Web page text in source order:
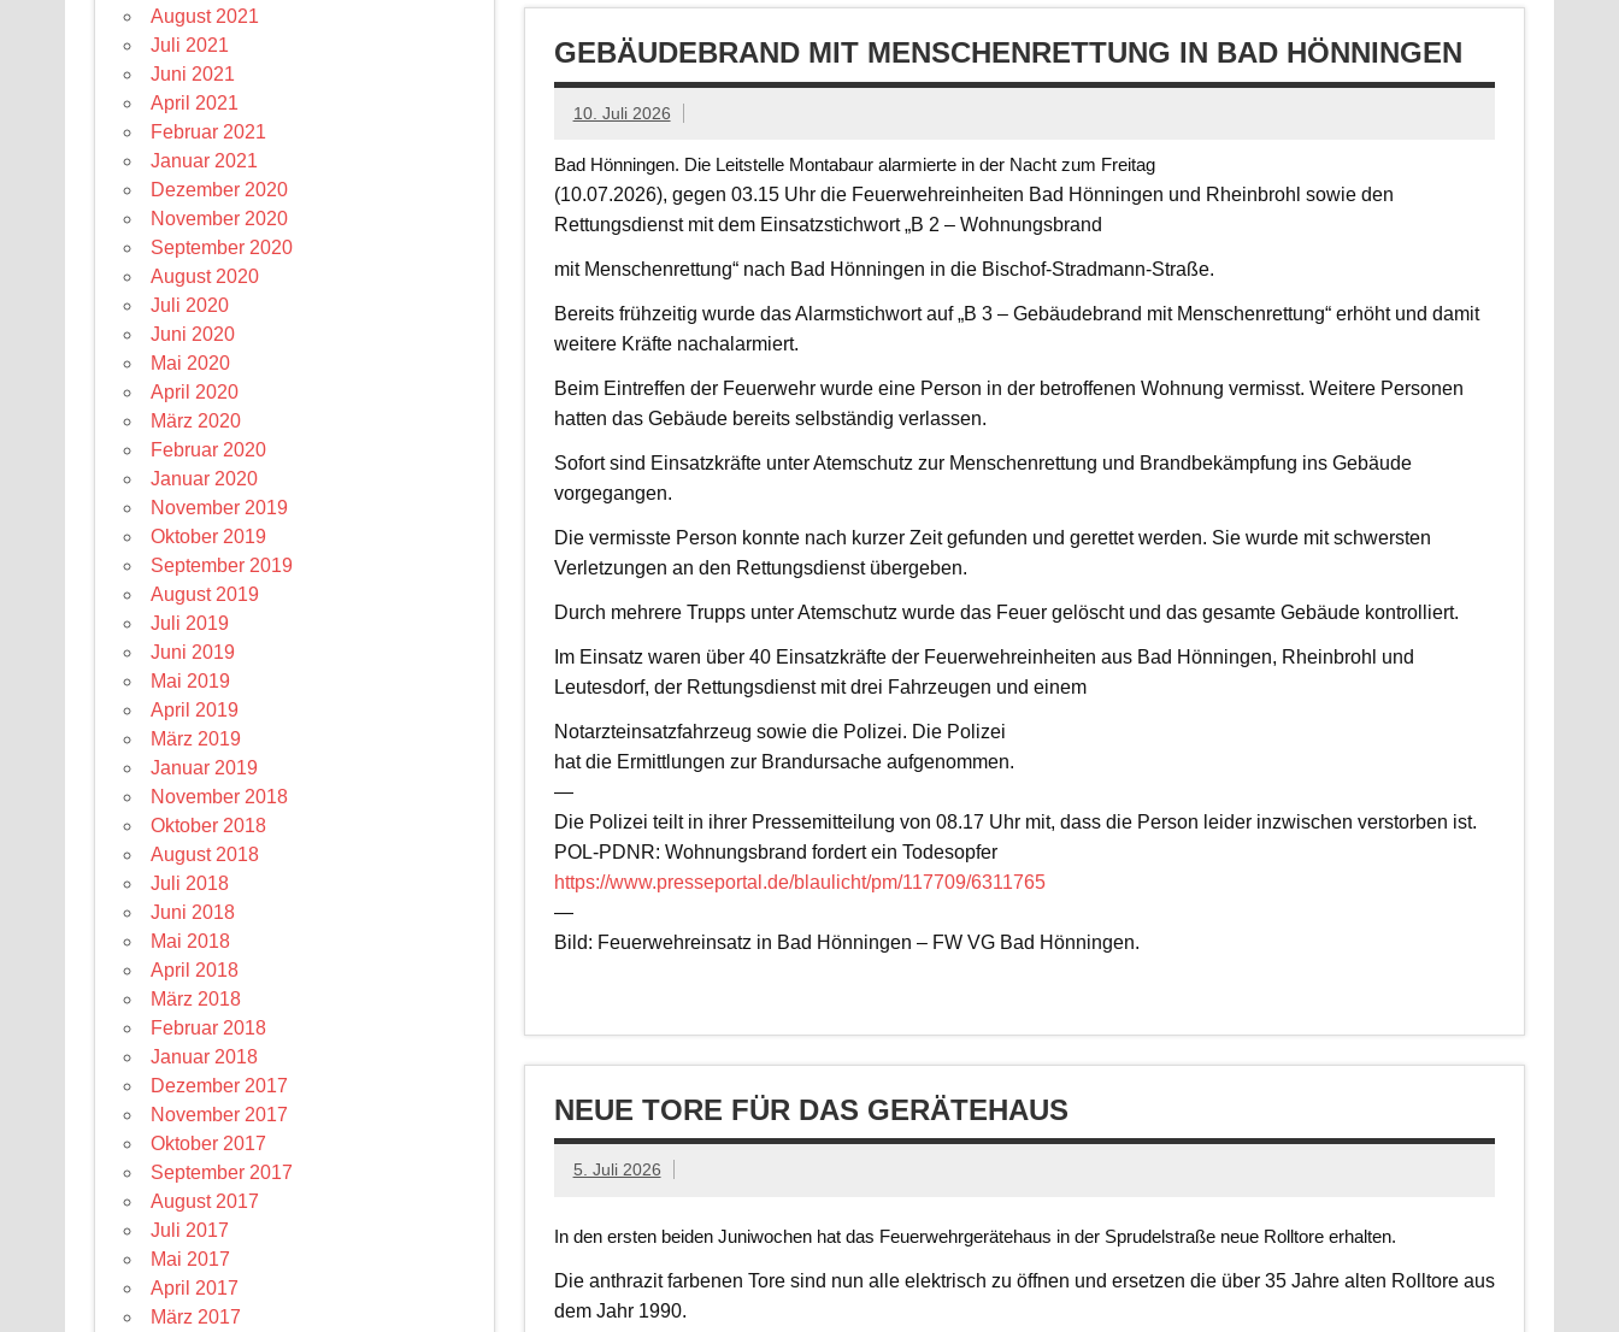
GEBÄUDEBRAND MIT MENSCHENRETTUNG IN BAD HÖNNINGEN
10. Juli 2026
Bad Hönningen. Die Leitstelle Montabaur alarmierte in der Nacht zum Freitag
(10.07.2026), gegen 03.15 Uhr die Feuerwehreinheiten Bad Hönningen und Rheinbrohl sowie den
Rettungsdienst mit dem Einsatzstichwort „B 2 – Wohnungsbrand
mit Menschenrettung“ nach Bad Hönningen in die Bischof-Stradmann-Straße.
Bereits frühzeitig wurde das Alarmstichwort auf „B 3 – Gebäudebrand mit Menschenrettung“ erhöht und damit
weitere Kräfte nachalarmiert.
Beim Eintreffen der Feuerwehr wurde eine Person in der betroffenen Wohnung vermisst. Weitere Personen
hatten das Gebäude bereits selbständig verlassen.
Sofort sind Einsatzkräfte unter Atemschutz zur Menschenrettung und Brandbekämpfung ins Gebäude
vorgegangen.
Die vermisste Person konnte nach kurzer Zeit gefunden und gerettet werden. Sie wurde mit schwersten
Verletzungen an den Rettungsdienst übergeben.
Durch mehrere Trupps unter Atemschutz wurde das Feuer gelöscht und das gesamte Gebäude kontrolliert.
Im Einsatz waren über 40 Einsatzkräfte der Feuerwehreinheiten aus Bad Hönningen, Rheinbrohl und
Leutesdorf, der Rettungsdienst mit drei Fahrzeugen und einem
Notarzteinsatzfahrzeug sowie die Polizei. Die Polizei
hat die Ermittlungen zur Brandursache aufgenommen.
—
Die Polizei teilt in ihrer Pressemitteilung von 08.17 Uhr mit, dass die Person leider inzwischen verstorben ist.
POL-PDNR: Wohnungsbrand fordert ein Todesopfer
https://www.presseportal.de/blaulicht/pm/117709/6311765
—
Bild: Feuerwehreinsatz in Bad Hönningen – FW VG Bad Hönningen.
NEUE TORE FÜR DAS GERÄTEHAUS
5. Juli 2026
In den ersten beiden Juniwochen hat das Feuerwehrgerätehaus in der Sprudelstraße neue Rolltore erhalten.
Die anthrazit farbenen Tore sind nun alle elektrisch zu öffnen und ersetzen die über 35 Jahre alten Rolltore aus
dem Jahr 1990.
August 2021
Juli 2021
Juni 2021
April 2021
Februar 2021
Januar 2021
Dezember 2020
November 2020
September 2020
August 2020
Juli 2020
Juni 2020
Mai 2020
April 2020
März 2020
Februar 2020
Januar 2020
November 2019
Oktober 2019
September 2019
August 2019
Juli 2019
Juni 2019
Mai 2019
April 2019
März 2019
Januar 2019
November 2018
Oktober 2018
August 2018
Juli 2018
Juni 2018
Mai 2018
April 2018
März 2018
Februar 2018
Januar 2018
Dezember 2017
November 2017
Oktober 2017
September 2017
August 2017
Juli 2017
Mai 2017
April 2017
März 2017